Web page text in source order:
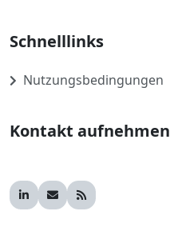
Schnelllinks
Nutzungsbedingungen
Kontakt aufnehmen